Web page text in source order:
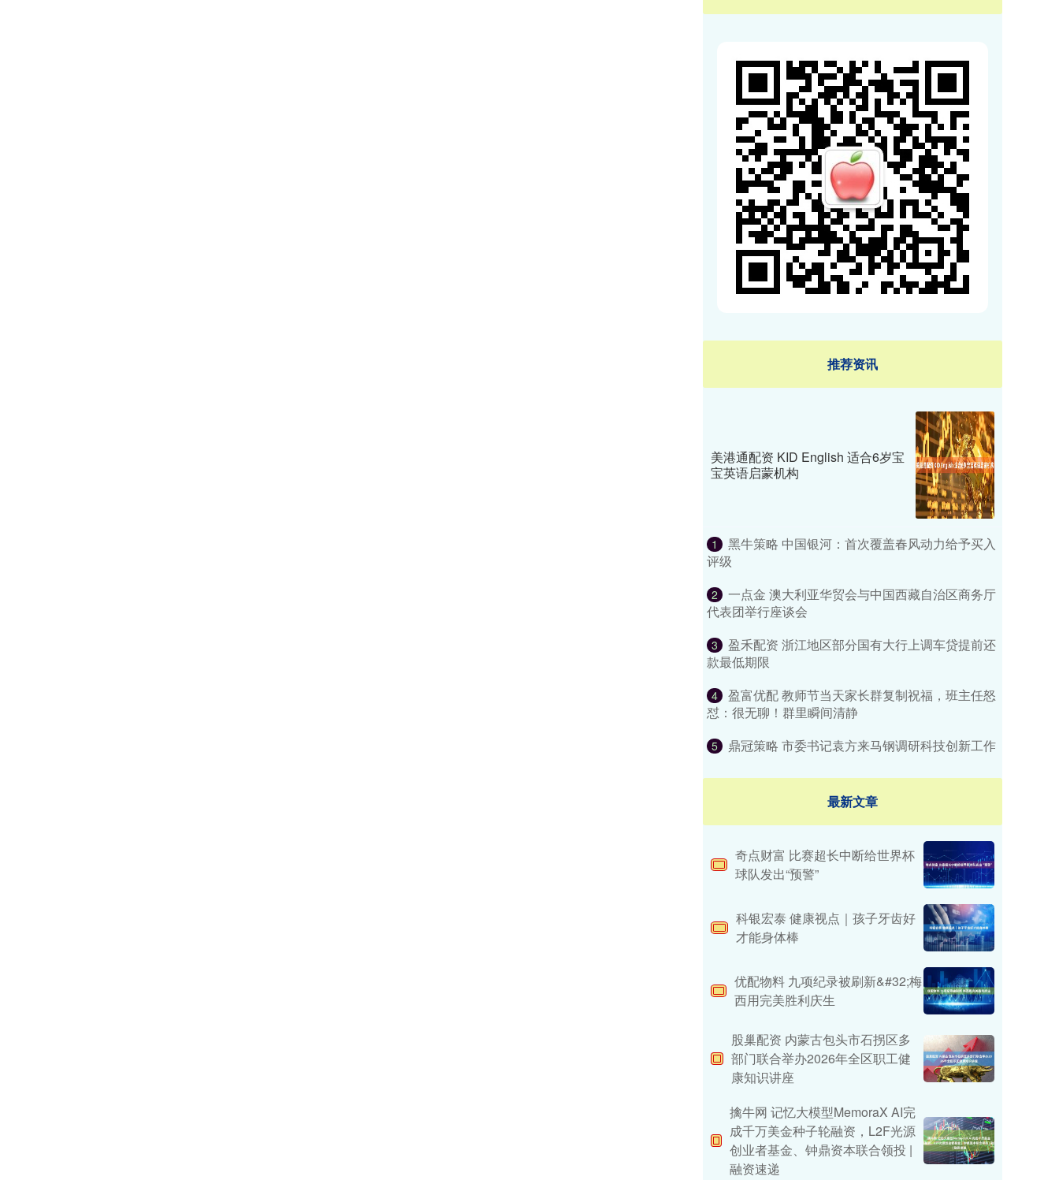
推荐资讯
美港通配资 KID English 适合6岁宝
宝英语启蒙机构
1
黑牛策略 中国银河：首次覆盖春风动力给予买入
评级
2
一点金 澳大利亚华贸会与中国西藏自治区商务厅
代表团举行座谈会
3
盈禾配资 浙江地区部分国有大行上调车贷提前还
款最低期限
4
盈富优配 教师节当天家长群复制祝福，班主任怒
怼：很无聊！群里瞬间清静
5 鼎冠策略 市委书记袁方来马钢调研科技创新工作
最新文章
奇点财富 比赛超长中断给世界杯
球队发出“预警”
科银宏泰 健康视点｜孩子牙齿好
才能身体棒
优配物料 九项纪录被刷新&#32;梅
西用完美胜利庆生
股巢配资 内蒙古包头市石拐区多
部门联合举办2026年全区职工健
康知识讲座
擒牛网 记忆大模型MemoraX AI完
成千万美金种子轮融资，L2F光源
创业者基金、钟鼎资本联合领投 |
融资速递